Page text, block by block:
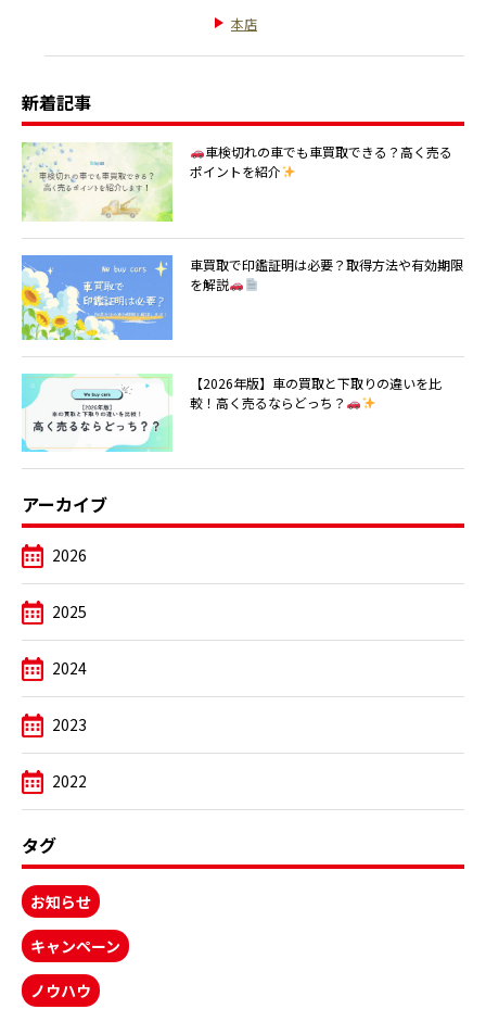
本店
新着記事
車検切れの車でも車買取できる？高く売る
ポイントを紹介
車買取で印鑑証明は必要？取得方法や有効期限
を解説
【2026年版】車の買取と下取りの違いを比
較！高く売るならどっち？
アーカイブ
2026
2025
2024
2023
2022
タグ
お知らせ
キャンペーン
ノウハウ